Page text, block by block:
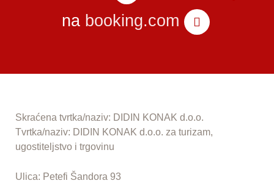
na booking.com
Skraćena tvrtka/naziv: DIDIN KONAK d.o.o.
Tvrtka/naziv: DIDIN KONAK d.o.o. za turizam,
ugostiteljstvo i trgovinu
Ulica: Petefi Šandora 93